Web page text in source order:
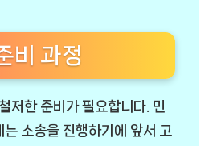
비 과정
저한 준비가 필요합니다. 민
소송을 진행하기에 앞서 고